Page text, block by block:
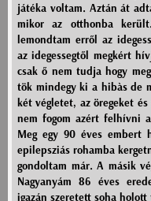
játéka voltam. Aztán át
mikor az otthonba
lemondtam erről az
az idegessegtől megkért
csak ő nem tudja hogy
tök mindegy ki a hibàs de
két végletet, az öregeket
nem fogom azért felhívni
Meg egy 90 éves embert
epilepsziás rohamba
gondoltam már. A másik
Nagyanyám 86 éves
igazán szeretett soha